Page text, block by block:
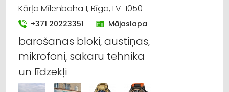
Kārļa Mīlenbaha 1, Rīga, LV-1050
+371 20223351 Mājaslapa
barošanas bloki, austiņas,
mikrofoni, sakaru tehnika
un līdzekļi